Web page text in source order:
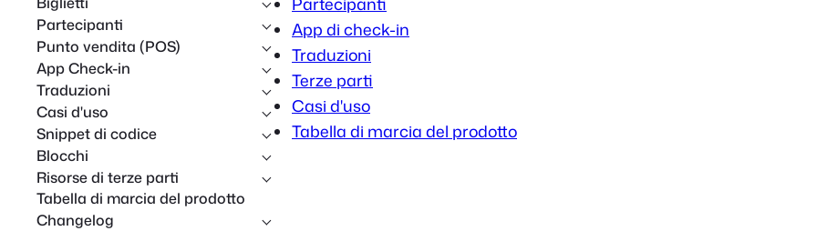
Partecipanti
Punto vendita (POS)
App Check-in
Traduzioni
Casi d'uso
Snippet di codice
Blocchi
Risorse di terze parti
Tabella di marcia del prodotto
Changelog
App di check-in
Traduzioni
Terze parti
Casi d'uso
Tabella di marcia del prodotto